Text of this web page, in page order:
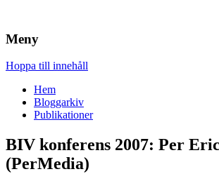
Wuz
Meny
Hoppa till innehåll
Hem
Bloggarkiv
Publikationer
BIV konferens 2007: Per
(PerMedia)